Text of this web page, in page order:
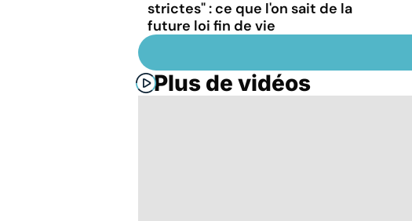
strictes" : ce que l'on sait de la
future loi fin de vie
Plus de vidéos